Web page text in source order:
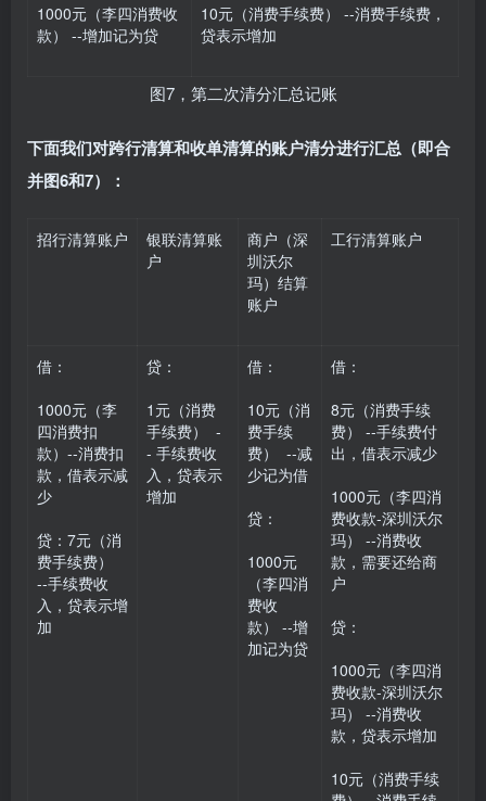
1000元（李四消费收
款） --增加记为贷
10元（消费手续费） --消费手续费，
贷表示增加
图7，第二次清分汇总记账
下面我们对跨行清算和收单清算的账户清分进行汇总（即合
并图6和7）：
招行清算账户
银联清算账
户
商户（深
圳沃尔
玛）结算
账户
工行清算账户
借：
1000元（李
四消费扣
款）--消费扣
款，借表示减
少
贷：7元（消
费手续费）
--手续费收
入，贷表示增
加
贷：
1元（消费
手续费） -
- 手续费收
入，贷表示
增加
借：
10元（消
费手续
费） --减
少记为借
贷：
1000元
（李四消
费收
款） --增
加记为贷
借：
8元（消费手续
费） --手续费付
出，借表示减少
1000元（李四消
费收款-深圳沃尔
玛） --消费收
款，需要还给商
户
贷：
1000元（李四消
费收款-深圳沃尔
玛） --消费收
款，贷表示增加
10元（消费手续